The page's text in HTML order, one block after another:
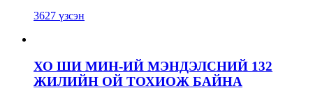
3627 үзсэн
ХО ШИ МИН-ИЙ МЭНДЭЛСНИЙ 132
ЖИЛИЙН ОЙ ТОХИОЖ БАЙНА